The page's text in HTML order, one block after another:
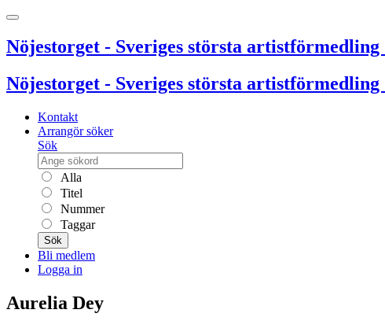
Nöjestorget - Sveriges största
Nöjestorget - Sveriges största
Kontakt
Arrangör söker
Sök
Alla
Titel
Nummer
Taggar
Sök
Bli medlem
Logga in
Aurelia Dey